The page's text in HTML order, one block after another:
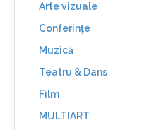
Arte vizuale
Conferinţe
Muzică
Teatru & Dans
Film
MULTIART